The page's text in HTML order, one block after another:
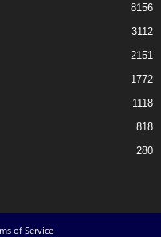
8156
3112
2151
1772
1118
818
280
of Service